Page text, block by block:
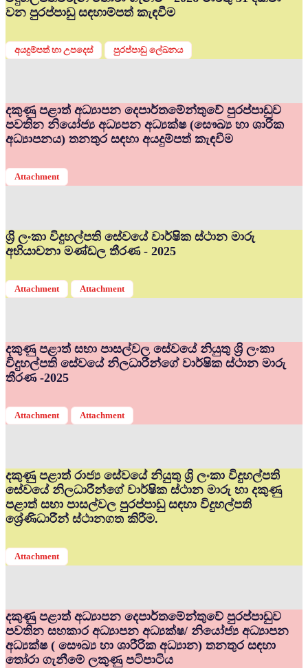
වන පුරප්පාඩු සඳහාම්පත් කැඳවීම
අයදුම්පත් හා උපදෙස් පුරප්පාඩු ලේඛනය
දකුණු පළාත් අධ්‍යාපන දෙපාර්තමේන්තුවේ පුරප්පාඩුව
පවතින නියෝජ්‍ය අධ්‍යපන අධ්‍යක්ෂ (සෞඛ්‍ය හා ශාරික
අධ්‍යාපනය) තනතුර සඳහා අයදුම්පත් කැඳවීම
Attachment
ශ්‍රි ලංකා විදුහල්පති සේවයේ වාර්ෂික ස්ථාන මාරු
අභියාචනා මණ්ඩල තීරණ - 2025
Attachment Attachment
දකුණු පළාත් සභා පාසල්වල සේවයේ නියුතු ශ්‍රි ලංකා
විදුහල්පති සේවයේ නිලධාරීන්ගේ වාර්ෂික ස්ථාන මාරු
තීරණ -2025
Attachment Attachment
දකුණු පළාත් රාජ්‍ය සේවයේ නියුතු ශ්‍රි ලංකා විදුහල්පති
සේවයේ නිලධාරීන්ගේ වාර්ෂික ස්ථාන මාරු හා දකුණු
පළාත් සභා පාසල්වල පුරප්පාඩු සඳහා විදුහල්පති
ශ්‍රේණිධාරීන් ස්ථානගත කිරීම.
Attachment
දකුණු පළාත් අධ්‍යාපන දෙපාර්තමේන්තුවේ පුරප්පාඩුව
පවතින සහකාර අධ්‍යාපන අධ්‍යක්ෂ/ නියෝජ්‍ය අධ්‍යාපන
අධ්‍යක්ෂ ( සෞඛ්‍ය හා ශාරීරික අධ්‍යාන) තනතුර සඳහා
තෝරා ගැනීමේ ලකුණු පටිපාටිය